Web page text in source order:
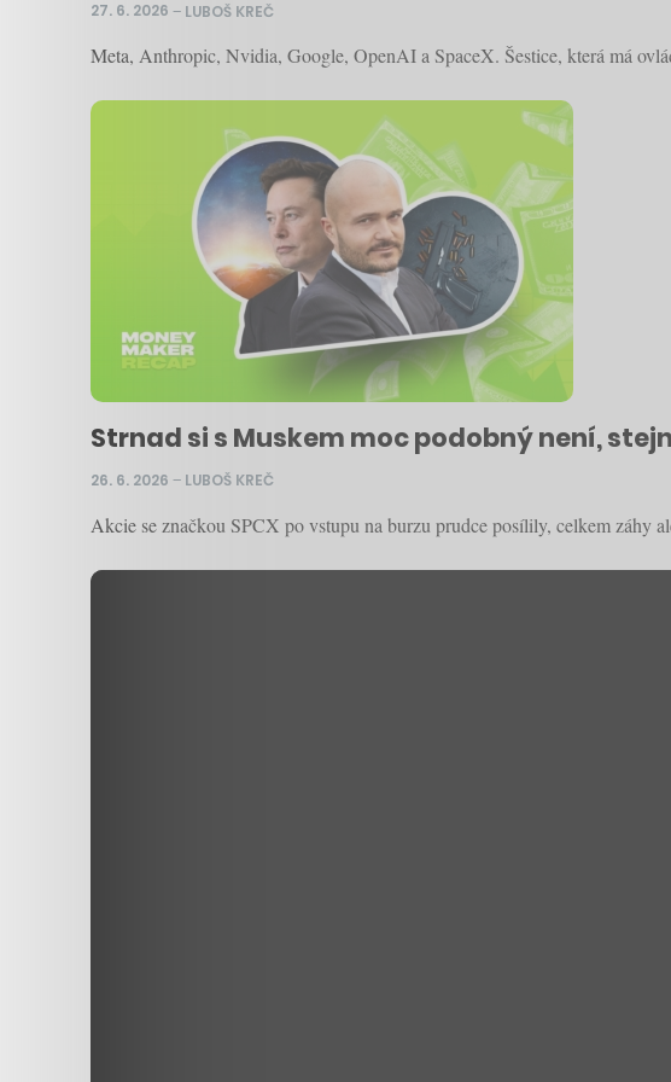
27. 6. 2026 – LUBOŠ KREČ
Meta, Anthropic, Nvidia, Google, OpenAI a SpaceX. Šestice, která má
Strnad si s Muskem moc podobný není,
26. 6. 2026 – LUBOŠ KREČ
Akcie se značkou SPCX po vstupu na burzu prudce posílily, celkem záhy